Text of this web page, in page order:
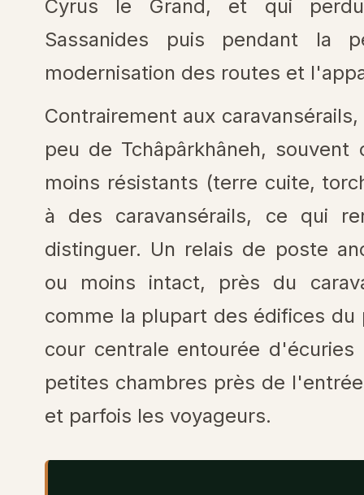
Cyrus le Grand, et qui
Sassanides puis pendant la
modernisation des routes et
Contrairement aux
peu de Tchâpârkhâneh,
moins résistants (terre cuite,
à des caravansérails, ce qui
distinguer. Un relais de poste
ou moins intact, près du
comme la plupart des édifices
cour centrale entourée
petites chambres près de
et parfois les voyageurs.